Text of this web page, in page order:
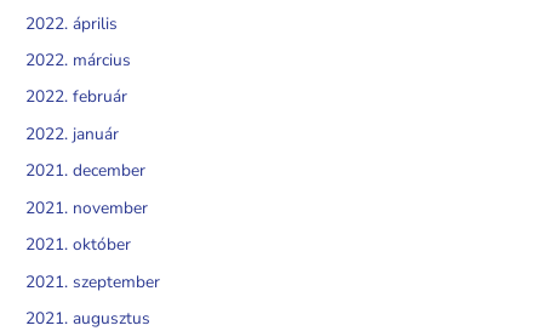
2022. április
2022. március
2022. február
2022. január
2021. december
2021. november
2021. október
2021. szeptember
2021. augusztus